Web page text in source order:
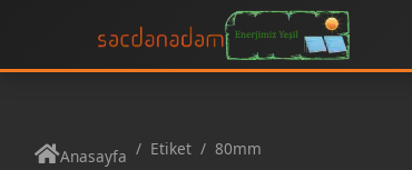
Anasayfa Etiket 80mm